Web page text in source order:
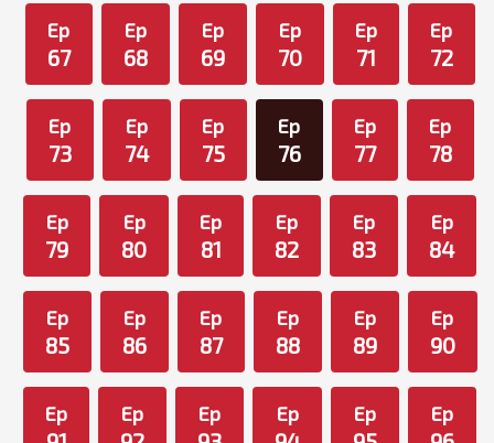
Ep
67
Ep
68
Ep
69
Ep
70
Ep
71
Ep
72
Ep
73
Ep
74
Ep
75
Ep
76
Ep
77
Ep
78
Ep
79
Ep
80
Ep
81
Ep
82
Ep
83
Ep
84
Ep
85
Ep
86
Ep
87
Ep
88
Ep
89
Ep
90
Ep Ep Ep Ep Ep Ep